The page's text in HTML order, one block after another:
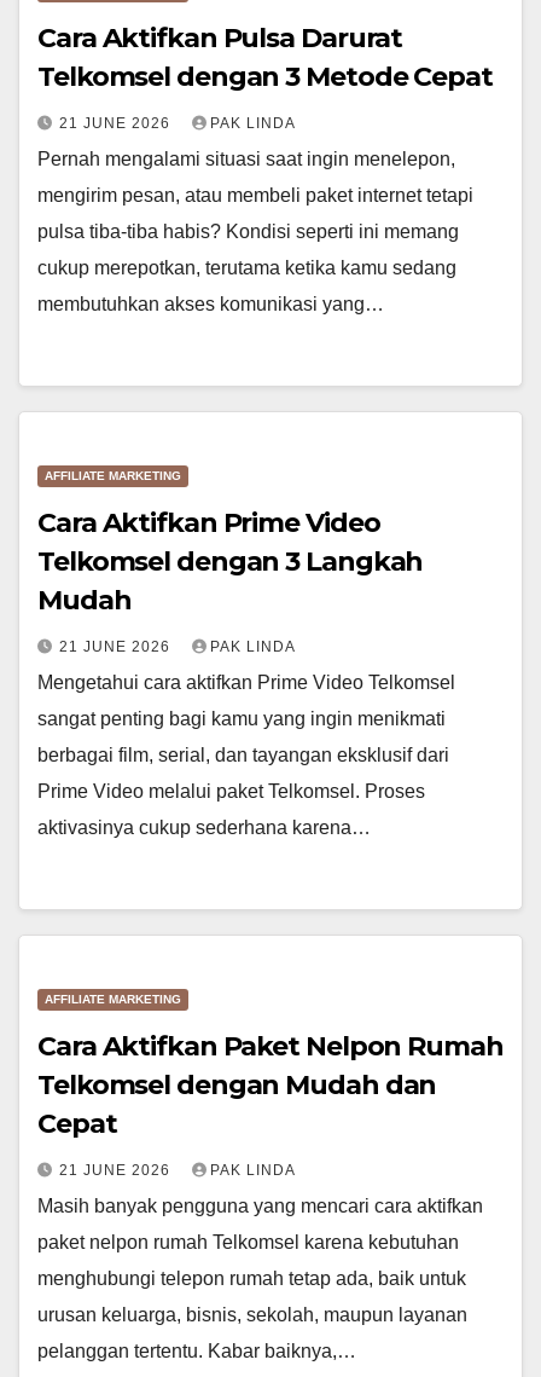
Cara Aktifkan Pulsa Darurat
Telkomsel dengan 3 Metode Cepat
21 JUNE 2026 PAK LINDA
Pernah mengalami situasi saat ingin menelepon,
mengirim pesan, atau membeli paket internet tetapi
pulsa tiba-tiba habis? Kondisi seperti ini memang
cukup merepotkan, terutama ketika kamu sedang
membutuhkan akses komunikasi yang…
AFFILIATE MARKETING
Cara Aktifkan Prime Video
Telkomsel dengan 3 Langkah
Mudah
21 JUNE 2026 PAK LINDA
Mengetahui cara aktifkan Prime Video Telkomsel
sangat penting bagi kamu yang ingin menikmati
berbagai film, serial, dan tayangan eksklusif dari
Prime Video melalui paket Telkomsel. Proses
aktivasinya cukup sederhana karena…
AFFILIATE MARKETING
Cara Aktifkan Paket Nelpon Rumah
Telkomsel dengan Mudah dan
Cepat
21 JUNE 2026 PAK LINDA
Masih banyak pengguna yang mencari cara aktifkan
paket nelpon rumah Telkomsel karena kebutuhan
menghubungi telepon rumah tetap ada, baik untuk
urusan keluarga, bisnis, sekolah, maupun layanan
pelanggan tertentu. Kabar baiknya,…